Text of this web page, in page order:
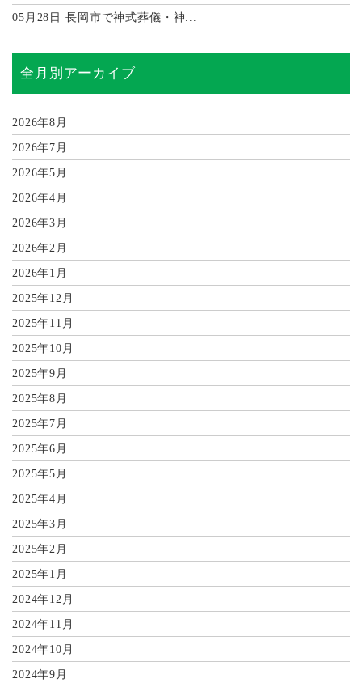
05月28日 長岡市で神式葬儀・神...
全月別アーカイブ
2026年8月
2026年7月
2026年5月
2026年4月
2026年3月
2026年2月
2026年1月
2025年12月
2025年11月
2025年10月
2025年9月
2025年8月
2025年7月
2025年6月
2025年5月
2025年4月
2025年3月
2025年2月
2025年1月
2024年12月
2024年11月
2024年10月
2024年9月